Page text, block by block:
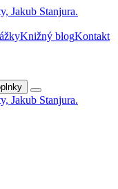
Knižný blogKontakt